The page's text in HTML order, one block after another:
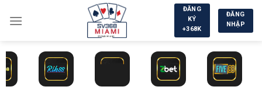
đến
dung
ĐĂNG
KÝ
+368K
ĐĂNG
NHẬP